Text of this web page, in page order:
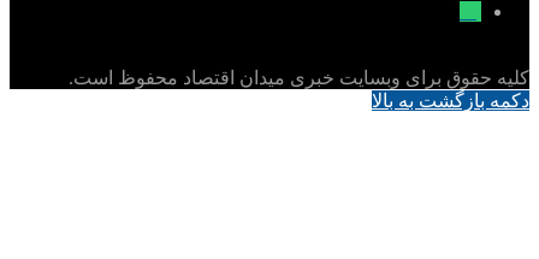
کلیه حقوق برای وبسایت خبری میدان اقتصاد محفوظ است.
دکمه بازگشت به بالا